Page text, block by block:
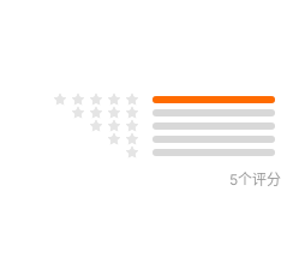
代更替
夏族的形成
5个评分